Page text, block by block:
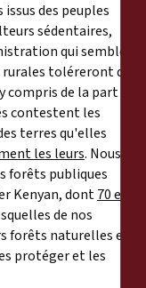
des peuples
sédentaires,
qui semble
toléreront des
de la part de
contestent les
terres qu'elles
les leurs. Nous
forêts publiques
Kenyan, dont70 en
de nos
naturelles et la
protéger et les